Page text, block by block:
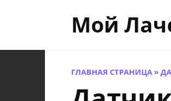
Мой
ГЛАВНАЯ СТРАНИЦА»